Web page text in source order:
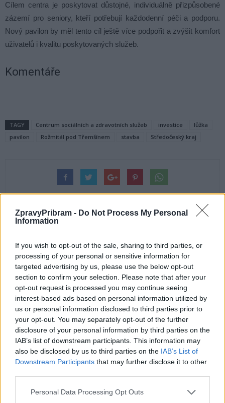
ZpravyPribram - Do Not Process My Personal
Information
If you wish to opt-out of the sale, sharing to third parties, or
processing of your personal or sensitive information for
targeted advertising by us, please use the below opt-out
section to confirm your selection. Please note that after your
opt-out request is processed you may continue seeing
interest-based ads based on personal information utilized by
us or personal information disclosed to third parties prior to
your opt-out. You may separately opt-out of the further
disclosure of your personal information by third parties on the
IAB’s list of downstream participants. This information may
also be disclosed by us to third parties on the IAB’s List of
Downstream Participants that may further disclose it to other
Personal Data Processing Opt Outs
Cílem centra je poskytovat důstojné, individuálně přizpůsobené
zázemí pro seniory, kteří potřebují každodenní péči a podporu.
Nový pavilon by měl tento cíl ještě více podpořit a zvýšit komfort
uživatelů i kvalitu poskytovaných služeb.
Komentáře
TAGY Centrum sociálních a zdravotních služeb investice
lůžka
pavilon
Rožmitál pod Třemšínem stavba Středočeský kraj
V Dolních Hbitech vzniká nový
les. Pomáhá s tím projekt
Sázíme Česko
Most v Husově ulici bude
uzavřen už 7. května. ŘSD
rozhodlo na poslední chvíli kvůli
havarijnímu stavu
SOUVISEJÍCÍ ČLÁNKY
VÍCE OD AUTORA
Rožmitálští hasiči sbírají ocenění